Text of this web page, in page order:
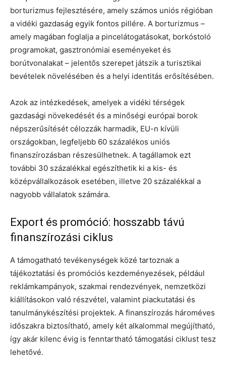
borturizmus fejlesztésére, amely számos uniós régióban
a vidéki gazdaság egyik fontos pillére. A borturizmus –
amely magában foglalja a pincelátogatásokat, borkóstoló
programokat, gasztronómiai eseményeket és
borútvonalakat – jelentős szerepet játszik a turisztikai
bevételek növelésében és a helyi identitás erősítésében.
Azok az intézkedések, amelyek a vidéki térségek
gazdasági növekedését és a minőségi európai borok
népszerűsítését célozzák harmadik, EU-n kívüli
országokban, legfeljebb 60 százalékos uniós
finanszírozásban részesülhetnek. A tagállamok ezt
további 30 százalékkal egészíthetik ki a kis- és
középvállalkozások esetében, illetve 20 százalékkal a
nagyobb vállalatok számára.
Export és promóció: hosszabb távú
finanszírozási ciklus
A támogatható tevékenységek közé tartoznak a
tájékoztatási és promóciós kezdeményezések, például
reklámkampányok, szakmai rendezvények, nemzetközi
kiállításokon való részvétel, valamint piackutatási és
tanulmánykészítési projektek. A finanszírozás hároméves
időszakra biztosítható, amely két alkalommal megújítható,
így akár kilenc évig is fenntartható támogatási ciklust tesz
lehetővé.